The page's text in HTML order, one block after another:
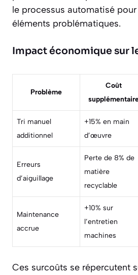
le processus automatisé
éléments problématiques.
Impact économique sur
Problème
Coût
Tri manuel
additionnel
+15% en main
d’œuvre
Erreurs
d’aiguillage
Perte de 8% de
matière
recyclable
Maintenance
accrue
+10% sur
l’entretien
machines
Ces surcoûts se répercutent